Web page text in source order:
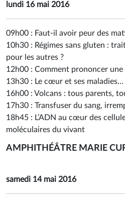
lundi 16 mai 2016
09h00 : Faut-il avoir peur des
10h30 : Régimes sans gluten :
pour les autres ?
12h00 : Comment prononcer une
13h30 : Le cœur et ses
16h00 : Volcans : tous parents,
17h30 : Transfuser du sang,
18h45 : L’ADN au cœur des
moléculaires du vivant
AMPHITHÉÂTRE MARIE
samedi 14 mai 2016